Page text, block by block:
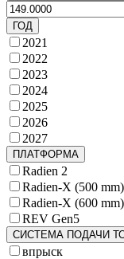
ГОД
2021
2022
2023
2024
2025
2026
2027
ПЛАТФОРМА
Radien 2
Radien-X (500 mm)
Radien-X (600 mm)
REV Gen5
СИСТЕМА ПОДАЧИ
впрыск